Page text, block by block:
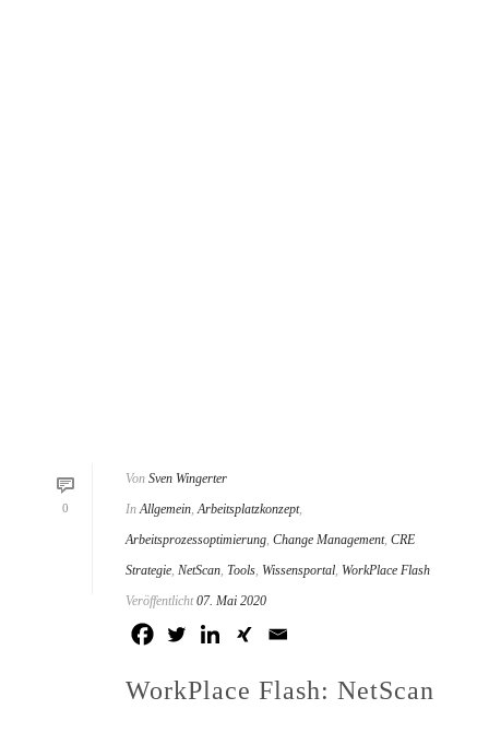
0
Von Sven Wingerter
In Allgemein,Arbeitsplatzkonzept,
Arbeitsprozessoptimierung, Change Management, CRE
Strategie, NetScan, Tools, Wissensportal, WorkPlace Flash
Veröffentlicht 07. Mai 2020
WorkPlace Flash: NetScan